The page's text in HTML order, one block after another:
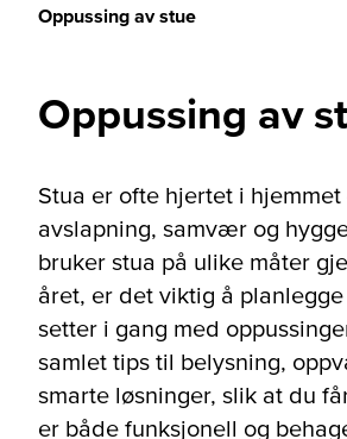
Du er her
Oppussing av stue
Oppussing av
Stua er ofte hjertet i
avslapning, samvær og
bruker stua på ulike måter
året, er det viktig å
setter i gang med
samlet tips til belysning,
smarte løsninger, slik at du
er både funksjonell og